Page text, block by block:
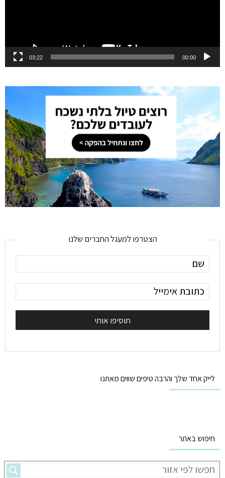
00:00
03:22
הצטרפו למעגל החברים שלנו
לייק אחד שלך והרבה טיפים שווים מאתנו
חיפוש באתר